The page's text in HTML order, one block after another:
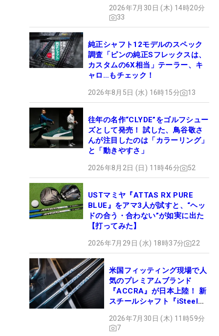
2026年7月30日 (木) 14時20分
33
純正シャフト12モデルのスペック
調査「ピンの純正Sフレックスは、
カスタムの6X相当」テーラー、キ
ャロ…もチェック！
2026年8月5日 (水) 16時15分 13
往年の名作“CLYDE”をゴルフシュー
ズとして発売！ 試した、鳥谷敬さ
んが注目したのは「カラーリング」
と「動きやすさ」
2026年8月2日 (日) 11時46分 52
USTマミヤ『ATTAS RX PURE
BLUE』をアマ3人が試すと、“ヘッ
ドの合う・合わない”が如実に出た
【打ってみた】
2026年7月29日 (水) 18時37分 22
米国フィッティング現場で人
気のプレミアムブランド
『ACCRA』が日本上陸！ 新
スチールシャフト『iSteel
2026年7月30日 (木) 11時59分
7